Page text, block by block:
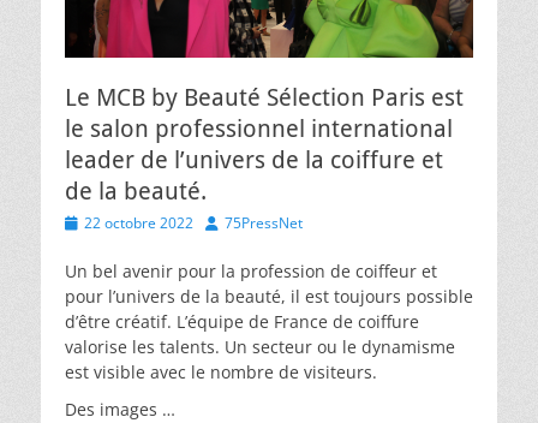
Le MCB by Beauté Sélection Paris est
le salon professionnel international
leader de l’univers de la coiffure et
de la beauté.
Posted
22 octobre 2022 Author
75PressNet
Un bel avenir pour la profession de coiffeur et
pour l’univers de la beauté, il est toujours possible
d’être créatif. L’équipe de France de coiffure
valorise les talents. Un secteur ou le dynamisme
est visible avec le nombre de visiteurs.
Des images …